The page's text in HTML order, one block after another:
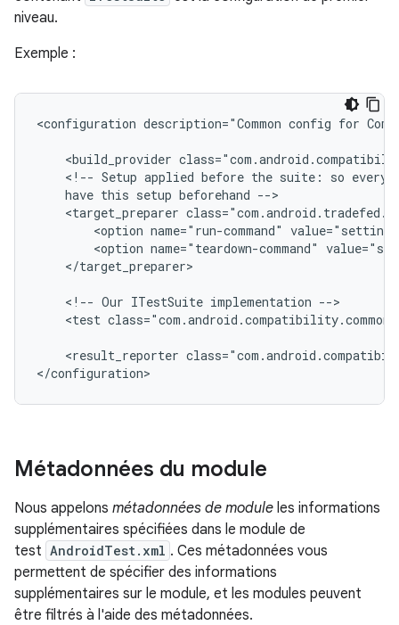
niveau.
Exemple :
<configuration description="Common config for
<build_provider
<!-- Setup applied before the suite: so
have this setup beforehand
<target_preparer
<option name="run-command" value="settings
<option name="teardown-command"
</target_preparer>
<!-- Our ITestSuite implementation
<test
<result_reporter
Métadonnées du module
Nous appelons métadonnées de module les informations
supplémentaires spécifiées dans le module de
test AndroidTest.xml . Ces métadonnées vous
permettent de spécifier des informations
supplémentaires sur le module, et les modules peuvent
être filtrés à l'aide des métadonnées.